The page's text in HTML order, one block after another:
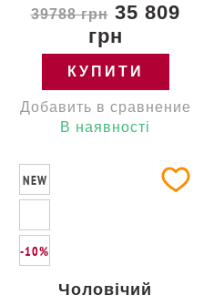
39788 грн35 809
грн
КУПИТИ
Добавить в сравнение
В наявності
NEW
-10%
Чоловічий